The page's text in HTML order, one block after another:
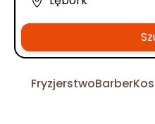
FryzjerstwoBarber